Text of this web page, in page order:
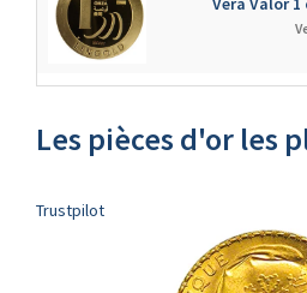
Les pièces d'or les
Trustpilot